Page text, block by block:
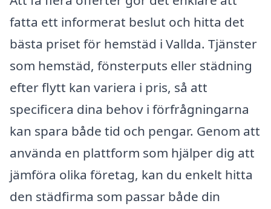
fatta ett informerat beslut och hitta det
bästa priset för hemstäd i Vallda. Tjänster
som hemstäd, fönsterputs eller städning
efter flytt kan variera i pris, så att
specificera dina behov i förfrågningarna
kan spara både tid och pengar. Genom att
använda en plattform som hjälper dig att
jämföra olika företag, kan du enkelt hitta
den städfirma som passar både din